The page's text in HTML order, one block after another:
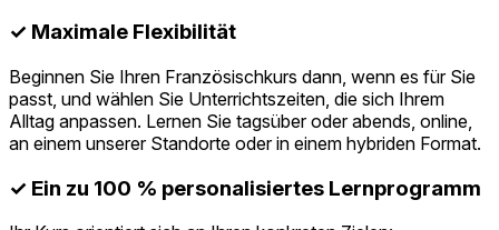
✓ Maximale Flexibilität
Beginnen Sie Ihren Französischkurs dann, wenn es für Sie
passt, und wählen Sie Unterrichtszeiten, die sich Ihrem
Alltag anpassen. Lernen Sie tagsüber oder abends, online,
an einem unserer Standorte oder in einem hybriden Format.
✓ Ein zu 100 % personalisiertes Lernprogramm